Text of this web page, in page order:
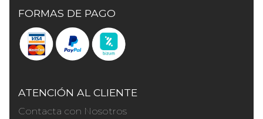
FORMAS DE PAGO
ATENCIÓN AL CLIENTE
Contacta con Nosotros